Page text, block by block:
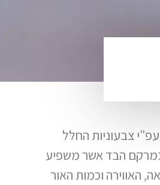
צבעוניות החלל
במרקם הבד אשר משפיע
האווירה וכמות האור